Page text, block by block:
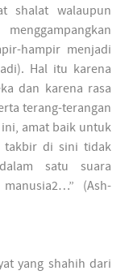
shalat walaupun
hampir menjadi
Hal itu karena
dan karena rasa
terang-terangan
ini, amat baik untuk
takbir di sini tidak
satu suara
(Ash-
yang shahih dari